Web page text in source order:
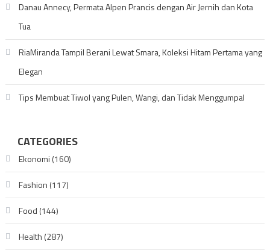
Danau Annecy, Permata Alpen Prancis dengan Air Jernih dan Kota
Tua
RiaMiranda Tampil Berani Lewat Smara, Koleksi Hitam Pertama yang
Elegan
Tips Membuat Tiwol yang Pulen, Wangi, dan Tidak Menggumpal
CATEGORIES
Ekonomi (160)
Fashion (117)
Food (144)
Health (287)